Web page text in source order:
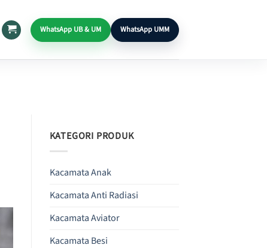
WhatsApp UB & UM WhatsApp UMM
KATEGORI PRODUK
Kacamata Anak
Kacamata Anti Radiasi
Kacamata Aviator
Kacamata Besi